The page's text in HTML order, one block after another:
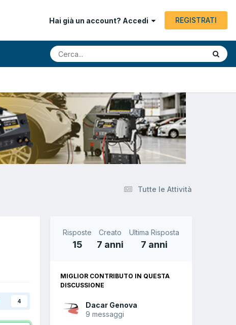
Hai già un account? Accedi REGISTRATI
Tutte le Attività
4
Risposte
15
Creato
7 anni
Ultima Risposta
7 anni
MIGLIOR CONTRIBUTO IN QUESTA
DISCUSSIONE
Dacar Genova
9 messaggi